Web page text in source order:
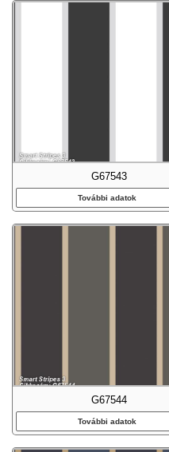
G67543
További adatok
G67544
További adatok